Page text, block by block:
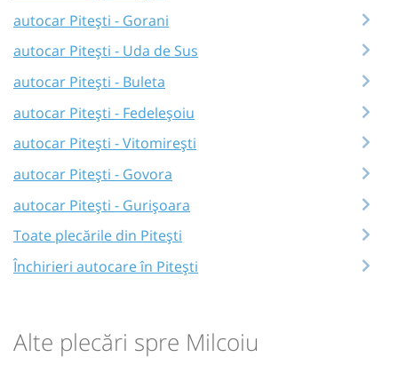
autocar Pitești - Gorani
autocar Pitești - Uda de Sus
autocar Pitești - Buleta
autocar Pitești - Fedeleșoiu
autocar Pitești - Vitomirești
autocar Pitești - Govora
autocar Pitești - Gurișoara
Toate plecările din Pitești
Închirieri autocare în Pitești
Alte plecări spre Milcoiu